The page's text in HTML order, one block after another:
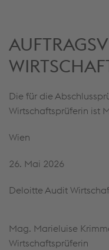
Die für die
Wirtschaftsprüferin ist
Wien
26. Mai 2026
Deloitte Audit
Mag. Marieluise
Wirtschaftsprüferin